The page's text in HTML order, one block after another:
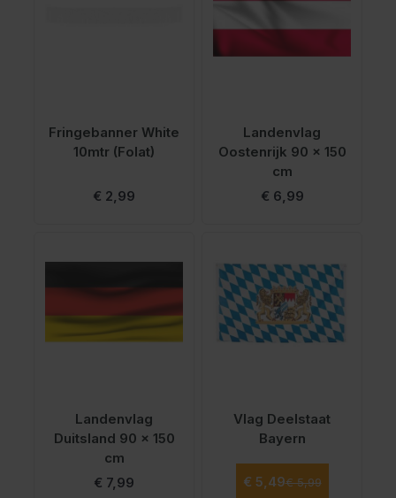
Fringebanner White
10mtr (Folat)
€ 2,99
Landenvlag
Oostenrijk 90 x 150
cm
€ 6,99
Landenvlag
Duitsland 90 x 150
cm
€ 7,99
Vlag Deelstaat
Bayern
Speciale prijs
€ 5,49Normale prijs
€ 5,99